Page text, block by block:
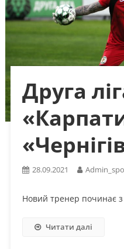
Друга
28.09.2021
Новий тренер починає з
Читати далі